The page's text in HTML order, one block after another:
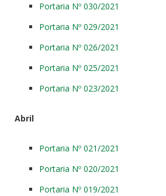
Portaria Nº 030/2021
Portaria Nº 029/2021
Portaria Nº 026/2021
Portaria Nº 025/2021
Portaria Nº 023/2021
Abril
Portaria Nº 021/2021
Portaria Nº 020/2021
Portaria Nº 019/2021